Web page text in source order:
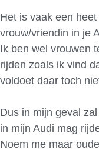
Het is vaak een
vrouw/vriendin in je
Ik ben wel vrouwen
rijden zoals ik vind
voldoet daar toch
Dus in mijn geval
in mijn Audi mag
Noem me maar